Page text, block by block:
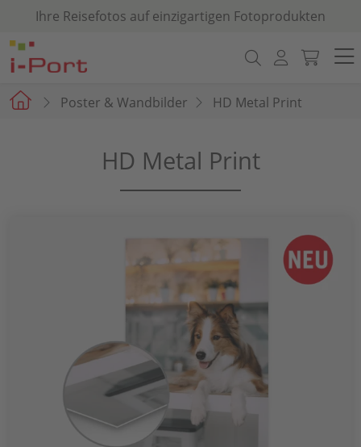
Ihre Reisefotos auf einzigartigen Fotoprodukten
Poster & Wandbilder HD Metal Print
HD Metal Print